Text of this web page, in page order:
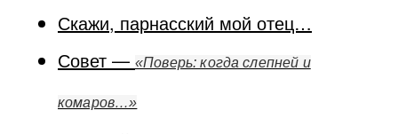
Скажи, парнасский мой отец…
Совет — «Поверь: когда слепней и
комаров…»